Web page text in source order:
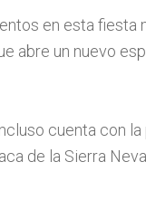
en esta fiesta
abre un nuevo
cuenta con
de la Sierra